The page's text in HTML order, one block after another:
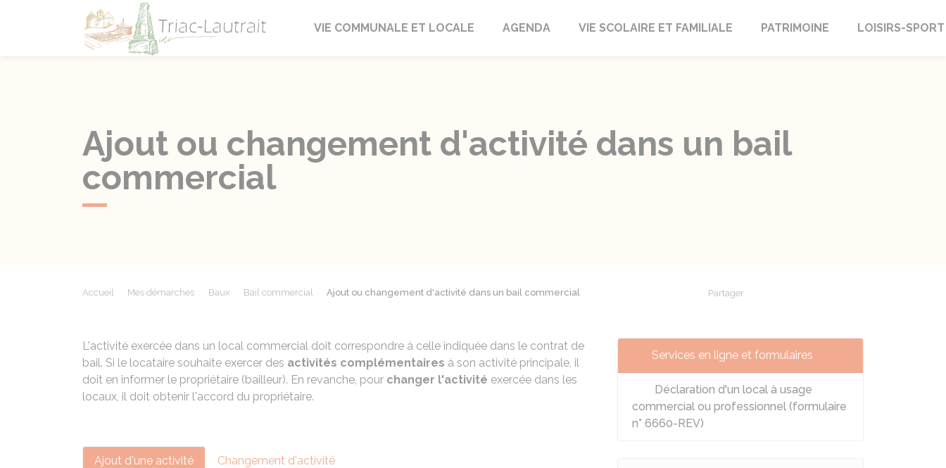
Triac-Lautrait
VIE COMMUNALE ET LOCALE AGENDA VIE SCOLAIRE ET FAMILIALE PATRIMOINE LOISIRS-SPORT
Ajout ou changement d'activité dans un bail
commercial
Accueil Mes démarches Baux Bail commercial Ajout ou changement d'activité dans un bail commercial Partager
L'activité exercée dans un local commercial doit correspondre à celle indiquée dans le contrat de
bail. Si le locataire souhaite exercer des activités complémentaires à son activité principale, il
doit en informer le propriétaire (bailleur). En revanche, pour changer l'activité exercée dans les
locaux, il doit obtenir l'accord du propriétaire.
Ajout d'une activité Changement d'activité
Services en ligne et formulaires
Déclaration d'un local à usage
commercial ou professionnel (formulaire
n° 6660-REV)